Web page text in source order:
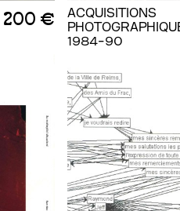
ACQUISITIONS
1984-90
200 €